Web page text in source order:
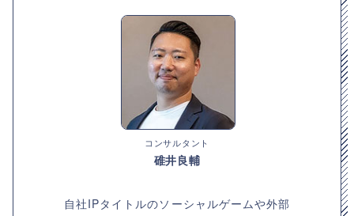
コンサルタント
碓井良輔
自社IPタイトルのソーシャルゲームや外部